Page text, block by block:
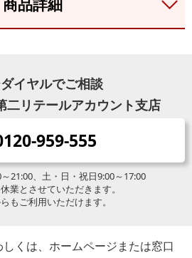
商品詳細
イヤルでご相談
二リテールアカウント支店
959-555
21:00、土・日・祝日9:00～17:00
業とさせていただきます。
もご利用いただけます。
くは、ホームページまたは窓口